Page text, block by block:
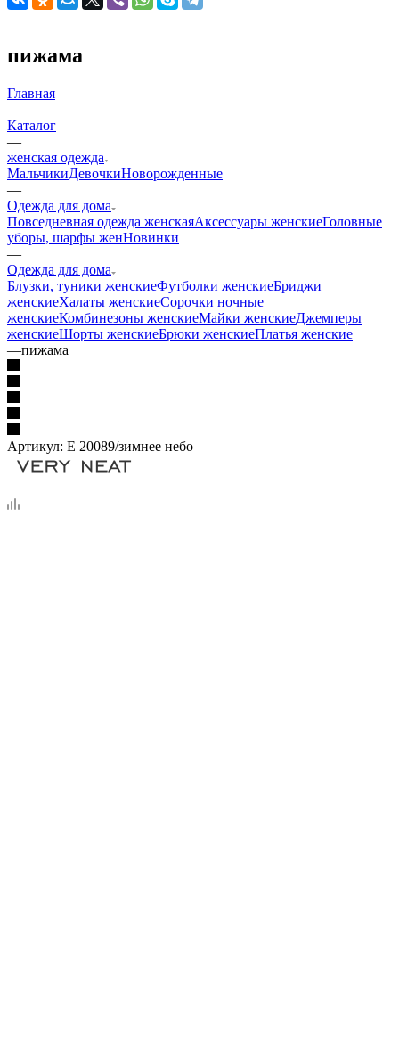
пижама
Главная
—
Каталог
—
женская одежда
МальчикиДевочкиНоворожденные
—
Одежда для дома
Повседневная одежда женскаяАксессуары женскиеГоловные
уборы, шарфы женНовинки
—
Одежда для дома
Блузки, туники женскиеФутболки женскиеБриджи
женскиеХалаты женскиеСорочки ночные
женскиеКомбинезоны женскиеМайки женскиеДжемперы
женскиеШорты женскиеБрюки женскиеПлатья женские
—пижама
Артикул: Е 20089/зимнее небо